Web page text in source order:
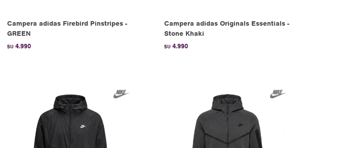
Campera adidas Firebird Pinstripes -
GREEN
$U 4.990
Campera adidas Originals Essentials -
Stone Khaki
$U 4.990